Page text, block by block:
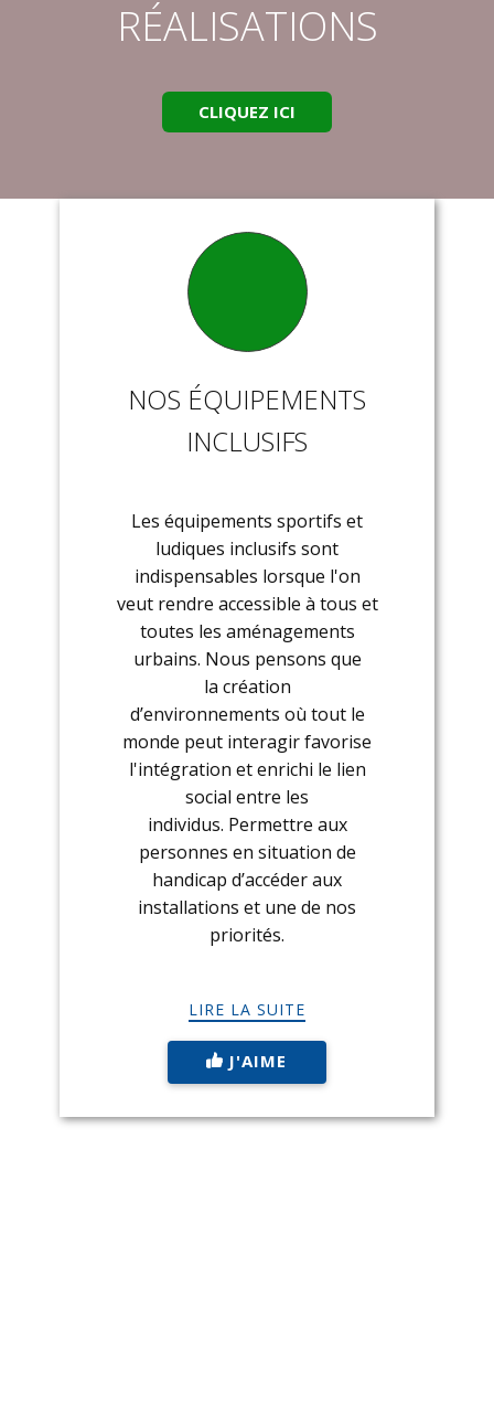
RÉALISATIONS
CLIQUEZ ICI
NOS ÉQUIPEMENTS
INCLUSIFS
Les équipements sportifs et
ludiques inclusifs sont
indispensables lorsque l'on
veut rendre accessible à tous et
toutes les aménagements
urbains. Nous pensons que
la création
d’environnements où tout le
monde peut interagir favorise
l'intégration et enrichi le lien
social entre les
individus. Permettre aux
personnes en situation de
handicap d’accéder aux
installations et une de nos
priorités.
LIRE LA SUITE
J'AIME